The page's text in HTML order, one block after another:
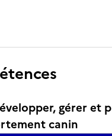
gérer
canin